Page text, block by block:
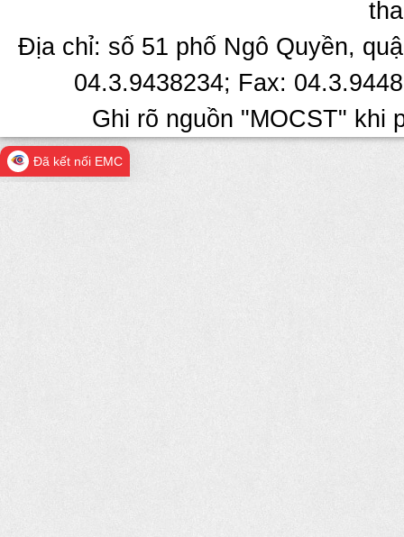
Địa chỉ: số 51 phố Ngô Quyền,
04.3.9438234; Fax:
Ghi rõ nguồn "MOCST" khi
Đã kết nối EMC